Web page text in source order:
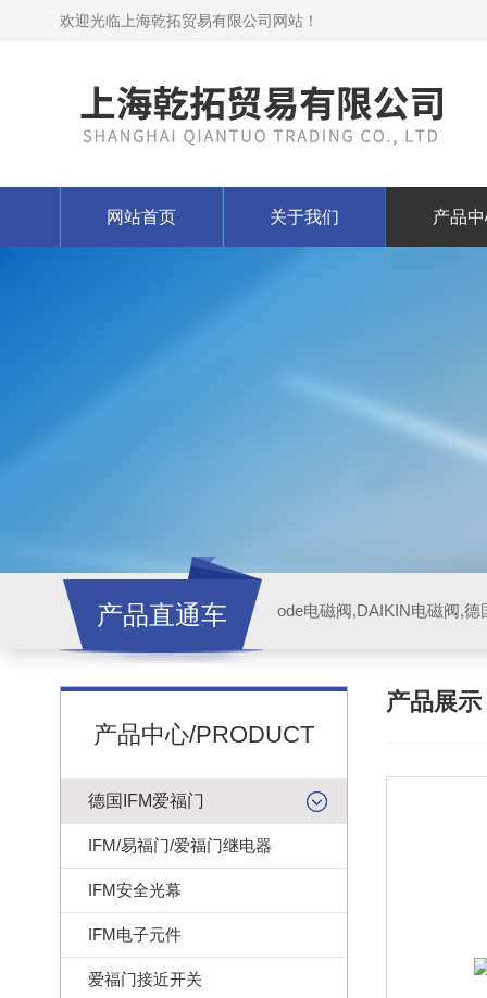
欢迎光临上海乾拓贸易有限公司网站！
网站首页 关于我们 产品
产品直通车 ode电磁阀,DAIKIN电磁阀,
产品中心/PRODUCT
德国IFM爱福门
IFM/易福门/爱福门继电器
IFM安全光幕
IFM电子元件
爱福门接近开关
产品展示